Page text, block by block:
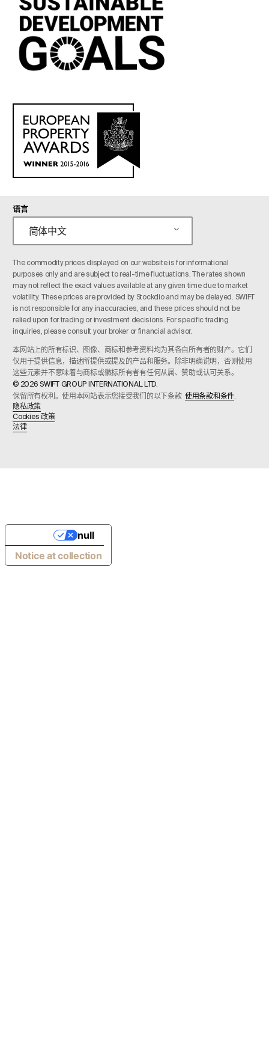
语言
简体中文
The commodity prices displayed on our website is for informational
purposes only and are subject to real-time fluctuations. The rates shown
may not reflect the exact values available at any given time due to market
volatility. These prices are provided by Stockdio and may be delayed. SWIFT
is not responsible for any inaccuracies, and these prices should not be
relied upon for trading or investment decisions. For specific trading
inquiries, please consult your broker or financial advisor.
本网站上的所有标识、图像、商标和参考资料均为其各自所有者的财产。它们
仅用于提供信息，描述所提供或提及的产品和服务。除非明确说明，否则使用
这些元素并不意味着与商标或徽标所有者有任何从属、赞助或认可关系。
© 2026 SWIFT GROUP INTERNATIONAL LTD.
保留所有权利。使用本网站表示您接受我们的以下条款 使用条款和条件.
隐私政策
Cookies 政策
法律
Notice at collection
null